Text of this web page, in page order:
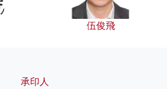
伍俊飛
承印人